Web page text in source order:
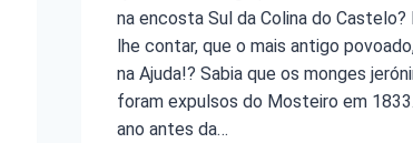
na encosta Sul da Colina do Castelo?
lhe contar, que o mais antigo
na Ajuda!? Sabia que os monges
foram expulsos do Mosteiro em
ano antes da…